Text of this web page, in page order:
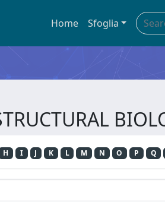
Home Sfoglia
H I J K L M N O P Q